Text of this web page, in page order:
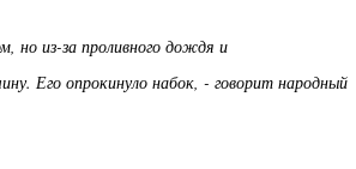
но из-за проливного дождя и
Его опрокинуло набок, - говорит народный